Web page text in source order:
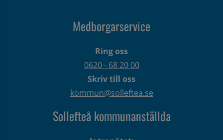
Medborgarservice
Ring oss
0620 - 68 20 00
Skriv till oss
kommun@solleftea.se
Sollefteå kommunanställda